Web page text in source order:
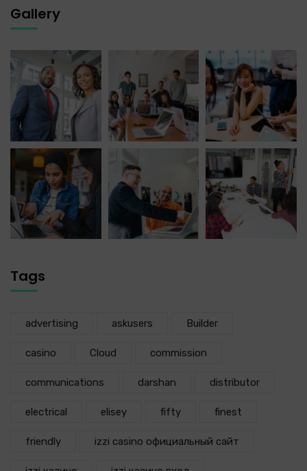
Gallery
Tags
advertising askusers Builder
casino Cloud commission
communications darshan distributor
electrical elisey fifty finest
friendly izzi casino официальный сайт